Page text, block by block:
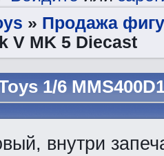
» Продажа
V MK 5 Diecast
1/6
внутри